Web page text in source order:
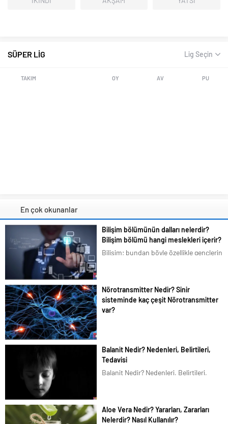
Lig Seçin
SÜPER LİG
TAKIM OY AV PU
En çok okunanlar
Bilişim bölümünün dalları nelerdir?
Bilişim bölümü hangi meslekleri içerir?
Bilişim; bundan böyle özellikle gençlerin
en basit bir şeyi bile akıllı telefonlarımız
üzerindeki uygulamalardan...
Nörotransmitter Nedir? Sinir
sisteminde kaç çeşit Nörotransmitter
var?
kablosuz olarak birbirleriyle elektrik
sinyalleri üzerinden haberleşiyor. Sinir
haberleşmesinin temel taşı ise
Balanit Nedir? Nedenleri, Belirtileri,
Tedavisi
Balanit Nedir? Nedenleri, Belirtileri,
Krallık Ulusal Sağlık Servisi (National
Aloe Vera Nedir? Yararları, Zararları
Nelerdir? Nasıl Kullanılır?